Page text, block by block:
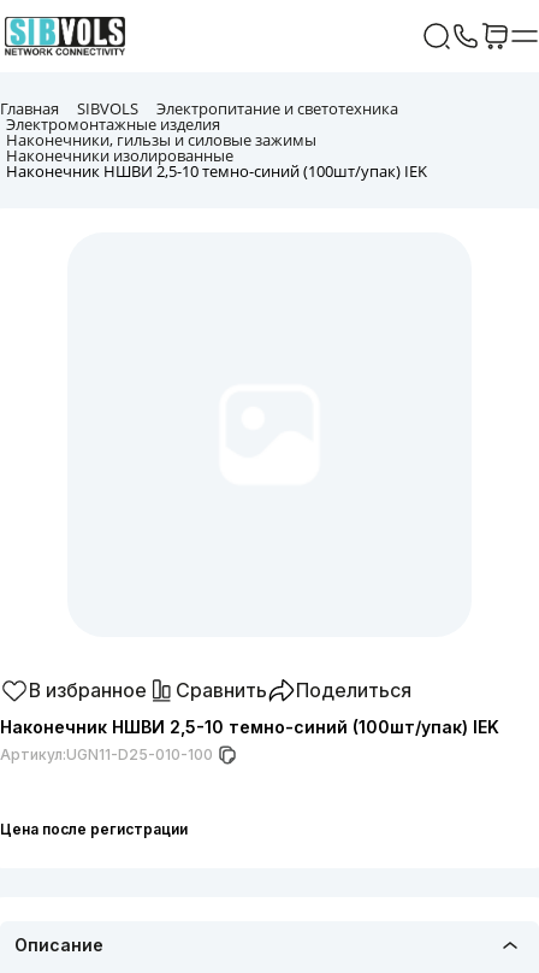
Главная SIBVOLS Электропитание и светотехника
Электромонтажные изделия
Наконечники, гильзы и силовые зажимы
Наконечники изолированные
Наконечник НШВИ 2,5-10 темно-синий (100шт/упак) IEK
В избранное Сравнить Поделиться
Наконечник НШВИ 2,5-10 темно-синий (100шт/упак) IEK
Артикул:UGN11-D25-010-100
Цена после регистрации
Описание